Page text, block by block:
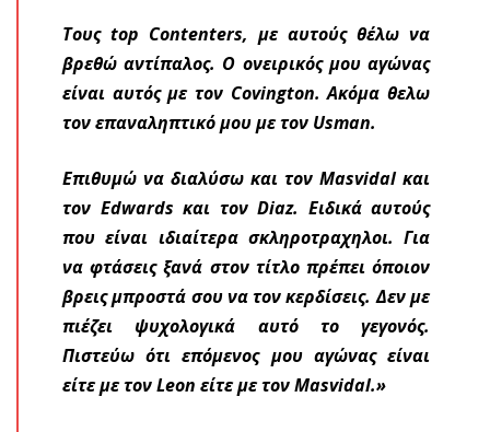
Τους top Contenters, με αυτούς θέλω να
βρεθώ αντίπαλος. Ο ονειρικός μου αγώνας
είναι αυτός με τον Covington. Ακόμα θελω
τον επαναληπτικό μου με τον Usman.
Επιθυμώ να διαλύσω και τον Masvidal και
τον Edwards και τον Diaz. Ειδικά αυτούς
που είναι ιδιαίτερα σκληροτραχηλοι. Για
να φτάσεις ξανά στον τίτλο πρέπει όποιον
βρεις μπροστά σου να τον κερδίσεις. Δεν με
πιέζει ψυχολογικά αυτό το γεγονός.
Πιστεύω ότι επόμενος μου αγώνας είναι
είτε με τον Leon είτε με τον Masvidal.»